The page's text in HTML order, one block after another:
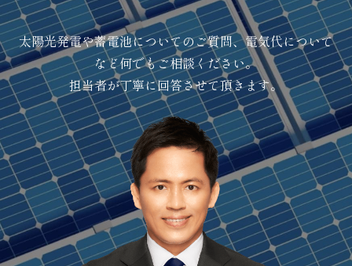
太陽光発電や蓄電池についてのご質問、電気代について
など何でもご相談ください。
担当者が丁寧に回答させて頂きます。